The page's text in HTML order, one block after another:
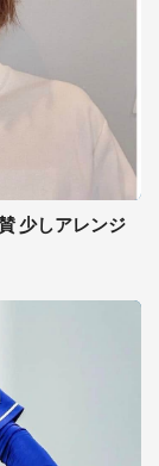
少しアレンジ